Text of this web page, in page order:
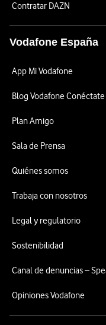
Contratar DAZN
Vodafone España
App Mi Vodafone
Blog Vodafone Conéctate
Plan Amigo
Sala de Prensa
Quiénes somos
Trabaja con nosotros
Legal y regulatorio
Sostenibilidad
Canal de denuncias –
Opiniones Vodafone